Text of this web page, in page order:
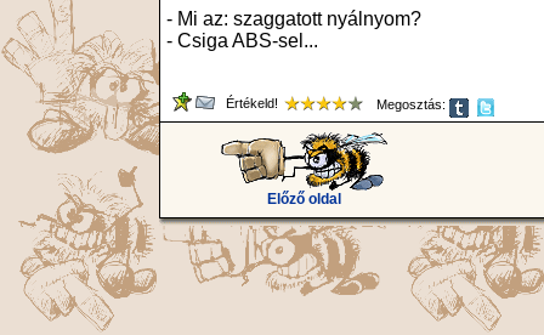
- Mi az: szaggatott nyálnyom?
- Csiga ABS-sel...
Értékeld! Megosztás:
Előző oldal